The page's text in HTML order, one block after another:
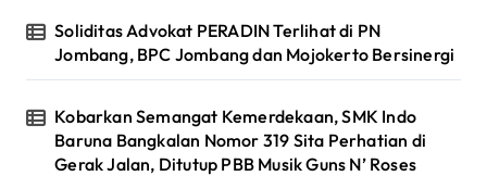
Soliditas Advokat PERADIN Terlihat di PN
Jombang, BPC Jombang dan Mojokerto Bersinergi
Kobarkan Semangat Kemerdekaan, SMK Indo
Baruna Bangkalan Nomor 319 Sita Perhatian di
Gerak Jalan, Ditutup PBB Musik Guns N’ Roses